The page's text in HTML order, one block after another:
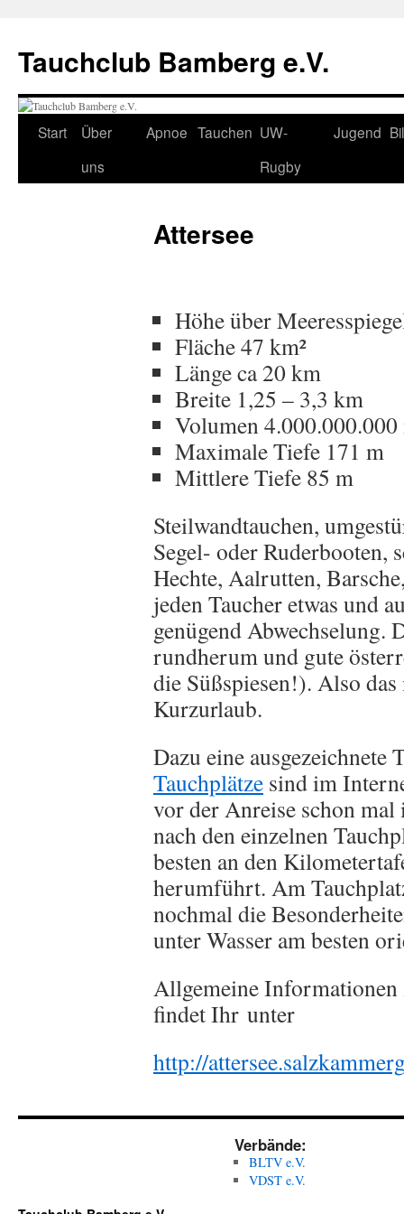
Tauchclub Bamberg e.V.
Start
Über
uns
Apnoe Tauchen UW-
Rugby
Jugend
Attersee
Höhe über
Fläche 47 km²
Länge ca 20 km
Breite 1,25 – 3,3 km
Volumen 4.000.000.000
Maximale Tiefe 171 m
Mittlere Tiefe 85 m
Steilwandtauchen,
Segel- oder Ruderbooten,
Hechte, Aalrutten,
jeden Taucher etwas und
genügend Abwechselung.
rundherum und gute
die Süßspiesen!). Also
Kurzurlaub.
Dazu eine
Tauchplätze sind im
vor der Anreise schon
nach den einzelnen
besten an den
herumführt. Am
nochmal die
unter Wasser am besten
Allgemeine Informationen
findet Ihr unter
http://
Verbände:
BLTV e.V.
VDST e.V.